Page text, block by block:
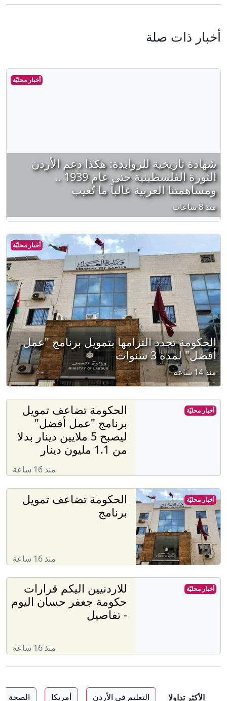
أخبار ذات صلة
أخبار محليّة
شهادة تاريخية للروابدة: هكذا دعم الأردن
الثورة الفلسطينية حتى عام 1939 ..
ومساهمتنا العربية غالباً ما تُغيب
منذ 8 ساعات
أخبار محليّة
الحكومة تجدد التزامها بتمويل برنامج "عمل
أفضل" لمدة 3 سنوات
منذ 14 ساعة
الحكومة تضاعف تمويل
برنامج "عمل أفضل"
ليصبح 5 ملايين دينار بدلا
من 1.1 مليون دينار
منذ 16 ساعة
أخبار محليّة
الحكومة تضاعف تمويل
برنامج
منذ 16 ساعة
أخبار محليّة
للاردنيين اليكم قرارات
حكومة جعفر حسان اليوم
- تفاصيل
منذ 16 ساعة
أخبار محليّة
الأكثر تداولا التعليم في الأردن أمريكا الصحة